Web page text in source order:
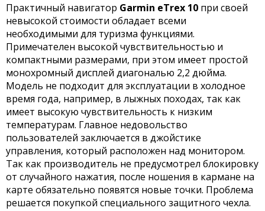
Практичный навигатор Garmin eTrex 10 при своей
невысокой стоимости обладает всеми
необходимыми для туризма функциями.
Примечателен высокой чувствительностью и
компактными размерами, при этом имеет простой
монохромный дисплей диагональю 2,2 дюйма.
Модель не подходит для эксплуатации в холодное
время года, например, в лыжных походах, так как
имеет высокую чувствительность к низким
температурам. Главное недовольство
пользователей заключается в джойстике
управления, который расположен над монитором.
Так как производитель не предусмотрел блокировку
от случайного нажатия, после ношения в кармане на
карте обязательно появятся новые точки. Проблема
решается покупкой специального защитного чехла.